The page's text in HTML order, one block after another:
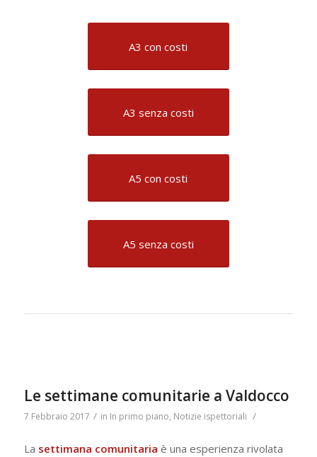
A3 con costi
A3 senza costi
A5 con costi
A5 senza costi
Le settimane comunitarie a Valdocco
7 Febbraio 2017 / in In primo piano, Notizie ispettoriali /
La settimana comunitaria è una esperienza rivolata